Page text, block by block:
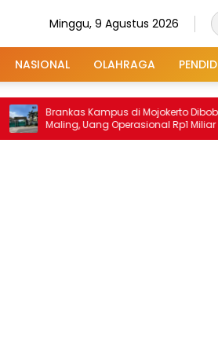
Minggu, 9 Agustus 2026
NASIONAL OLAHRAGA
Brankas Kampus di Mojokerto Dibobol
Maling, Uang Operasional Rp1 Miliar Raib